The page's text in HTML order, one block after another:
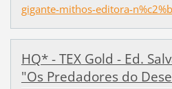
gigante-mithos-editora-
HQ* - TEX Gold - Ed.
"Os Predadores do